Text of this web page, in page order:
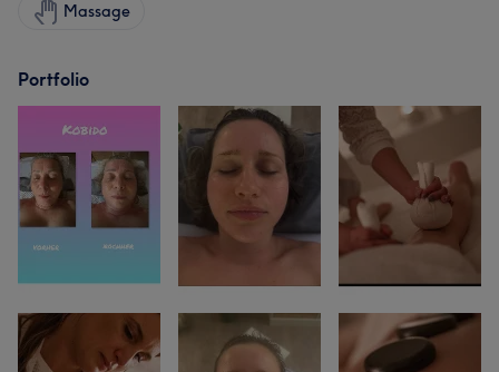
Massage
Portfolio